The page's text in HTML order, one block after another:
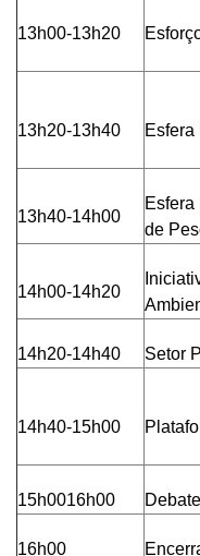
13h00-13h20
13h20-13h40
13h40-14h00
de
14h00-14h20
14h20-14h40 Setor
14h40-15h00
15h0016h00
16h00